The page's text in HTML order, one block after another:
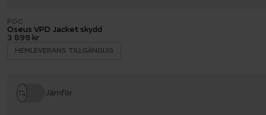
POC
Oseus VPD Jacket skydd
3 899 kr
HEMLEVERANS TILLGÄNGLIG
Jämför